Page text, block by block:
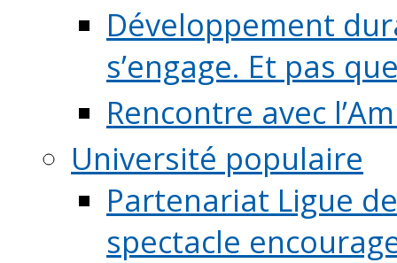
Développement
s’engage. Et pas
Rencontre avec
Université populaire
Partenariat Ligue
spectacle